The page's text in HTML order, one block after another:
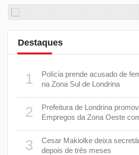
Destaques
1
Polícia prende acusado de
na Zona Sul de Londrina
2
Prefeitura de Londrina
Empregos da Zona Oeste
3
Cesar Makiolke deixa
depois de três meses